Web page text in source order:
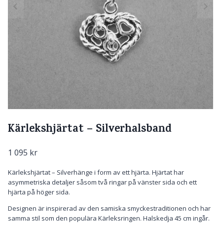
Kärlekshjärtat – Silverhalsband
1 095 kr
Kärlekshjärtat – Silverhänge i form av ett hjärta. Hjärtat har
asymmetriska detaljer såsom två ringar på vänster sida och ett
hjärta på höger sida.
Designen är inspirerad av den samiska smyckestraditionen och har
samma stil som den populära Kärleksringen. Halskedja 45 cm ingår.